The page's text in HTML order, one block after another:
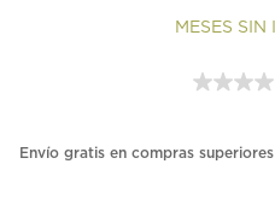
MESES SIN
Envío gratis en compras